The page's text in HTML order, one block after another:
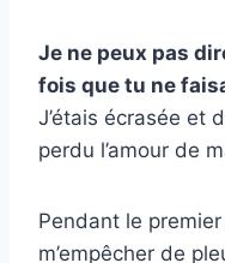
Je ne peux pas
fois que tu ne
J’étais écrasée et
perdu l’amour de
Pendant le premier
m’empêcher de